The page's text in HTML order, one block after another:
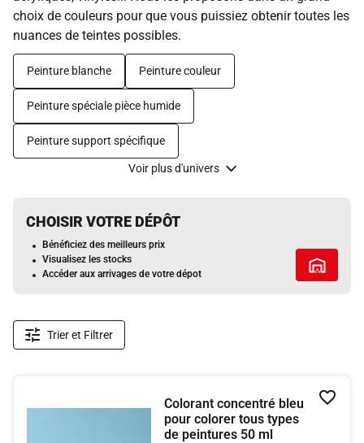
choix de couleurs pour que vous puissiez obtenir toutes les
nuances de teintes possibles.
Peinture blanche Peinture couleur
Peinture spéciale pièce humide
Peinture support spécifique
Voir plus d'univers
CHOISIR VOTRE DÉPÔT
Bénéficiez des meilleurs prix
Visualisez les stocks
Accéder aux arrivages de votre dépot
Tous les
Trier et Filtrer
Colorant concentré bleu
pour colorer tous types
de peintures 50 ml